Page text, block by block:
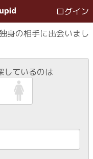
ログイン
身の相手に出会いまし
しているのは